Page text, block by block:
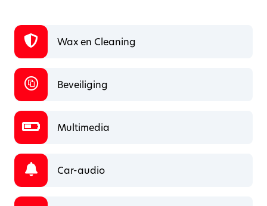
Wax en Cleaning
Beveiliging
Multimedia
Car-audio